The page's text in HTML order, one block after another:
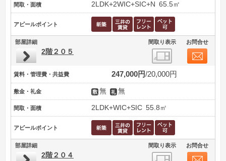
間取・面積 2LDK+2WIC+SIC+N 65.5㎡
アピールポイント
部屋詳細 間取り表示 お問合せ
2階２０５
賃料・管理費・共益費 247,000円 20,000円
敷金・礼金 無 無
間取・面積 2LDK+WIC+SIC 55.8㎡
アピールポイント
部屋詳細 間取り表示 お問合せ
2階２０４